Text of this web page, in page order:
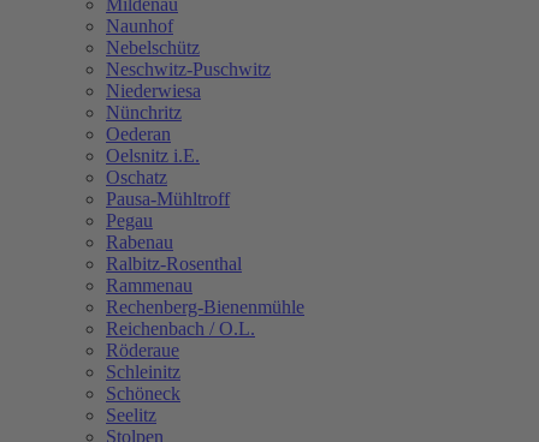
Mildenau
Naunhof
Nebelschütz
Neschwitz-Puschwitz
Niederwiesa
Nünchritz
Oederan
Oelsnitz i.E.
Oschatz
Pausa-Mühltroff
Pegau
Rabenau
Ralbitz-Rosenthal
Rammenau
Rechenberg-Bienenmühle
Reichenbach / O.L.
Röderaue
Schleinitz
Schöneck
Seelitz
Stolpen